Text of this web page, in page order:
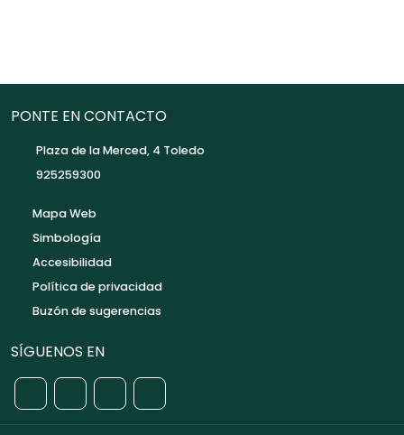
PONTE EN CONTACTO
Plaza de la Merced, 4 Toledo
925259300
Mapa Web
Simbología
Accesibilidad
Política de privacidad
Buzón de sugerencias
SÍGUENOS EN